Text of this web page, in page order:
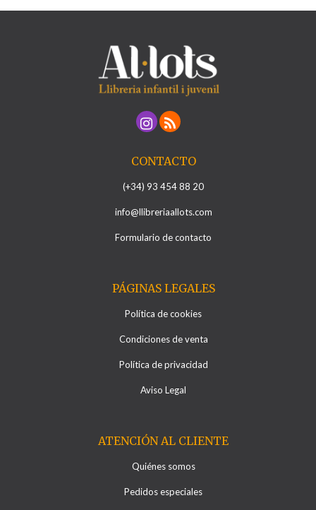
CONTACTO
(+34) 93 454 88 20
info@llibreriaallots.com
Formulario de contacto
PÁGINAS LEGALES
Política de cookies
Condiciones de venta
Política de privacidad
Aviso Legal
ATENCIÓN AL CLIENTE
Quiénes somos
Pedidos especiales